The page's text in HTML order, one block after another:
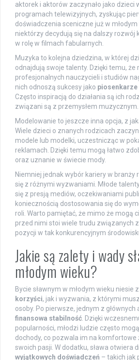
aktorek i aktorów zaczynało jako dzieci
programach telewizyjnych, zyskując
doświadczenia sceniczne już w
niektórzy decydują się na dalszy rozwój
w rolę w filmach fabularnych.
Muzyka to kolejna dziedzina, w której
odnajdują swoje talenty. Dzięki temu, że
profesjonalnych nauczycieli i studiów
nich odnoszą sukcesy jako piosenkarze
Często inspiracją do działania są ich
związani są z przemysłem muzycznym.
Modelowanie to jeszcze inna opcja, z
Wiele dzieci o znanych rodzicach
modele lub modelki, uczestnicząc w
reklamach. Dzięki temu mogą łatwo
oraz uznanie w świecie mody.
Niemniej jednak wybór kariery w branży
się z różnymi wyzwaniami. Młode
się z presją mediów, oczekiwaniami
koniecznością dostosowania się do
roli. Warto pamiętać, że mimo że mogą
przed nimi stoi wiele trudu związanych
pozycji w tak konkurencyjnym
Jakie są zalety i wady
młodym wieku?
Bycie sławnym w młodym wieku niesie
korzyści, jak i wyzwania, z którymi
osoby. Po pierwsze, jednym z
finansowa stabilność. Dzięki
popularności, młodzi ludzie często
dochody, co pozwala im na komfortowe
swoich pasji. W dodatku, sława otwiera
wyjątkowych doświadczeń – takich jak